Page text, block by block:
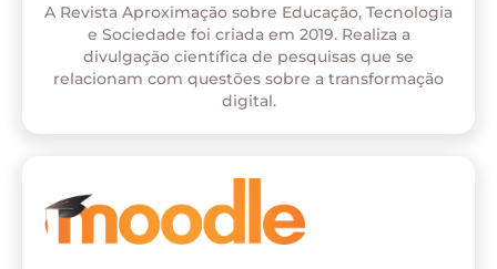
A Revista Aproximação sobre Educação, Tecnologia
e Sociedade foi criada em 2019. Realiza a
divulgação científica de pesquisas que se
relacionam com questões sobre a transformação
digital.